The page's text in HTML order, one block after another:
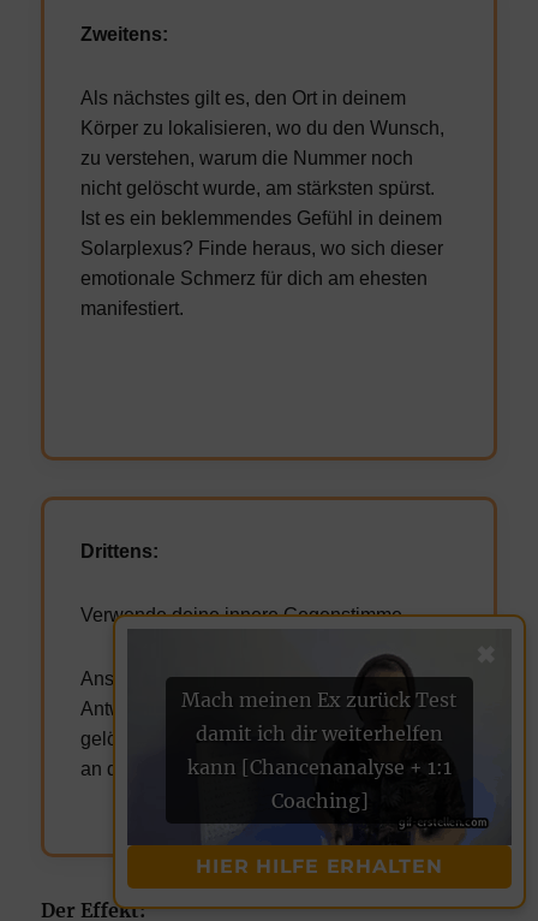
Mach meinen Ex zurück Test
damit ich dir weiterhelfen
kann [Chancenanalyse + 1:1
Coaching]
HIER HILFE ERHALTEN
Zweitens:
Als nächstes gilt es, den Ort in deinem
Körper zu lokalisieren, wo du den Wunsch,
zu verstehen, warum die Nummer noch
nicht gelöscht wurde, am stärksten spürst.
Ist es ein beklemmendes Gefühl in deinem
Solarplexus? Finde heraus, wo sich dieser
emotionale Schmerz für dich am ehesten
manifestiert.
Drittens:
Verwende deine innere Gegenstimme
Anstatt dich darauf zu konzentrieren, eine
Antwort zu finden, warum die Nummer nicht
gelöscht wurde, wende deine Gegenstimme
an dem Körperpunkt des Schmerzes an.
Der Effekt: